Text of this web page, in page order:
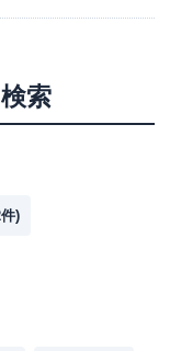
索
件)